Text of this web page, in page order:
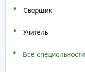
Сварщик
Учитель
Все специальности